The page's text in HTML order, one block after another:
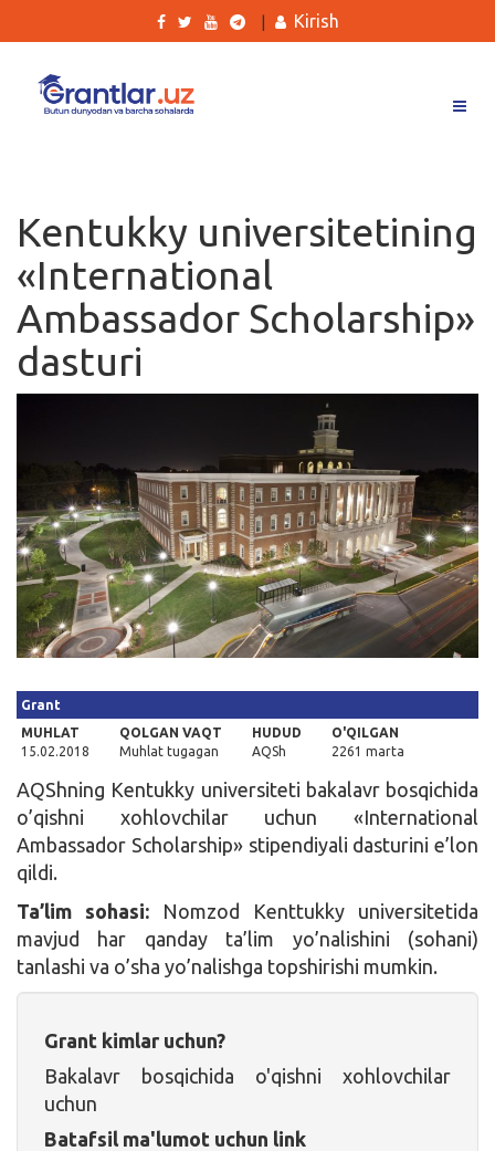
Ishlar
Kurslar
Blog
Yana
Qidirish
Kirish
Kirish
Kentukky universitetining
«International
Ambassador Scholarship»
dasturi
Grant
MUHLAT
15.02.2018
QOLGAN VAQT
Muhlat tugagan
HUDUD
AQSh
O'QILGAN
2261 marta
AQShning Kentukky universiteti bakalavr bosqichida
o’qishni xohlovchilar uchun «International
Ambassador Scholarship» stipendiyali dasturini e’lon
qildi.
Ta’lim sohasi: Nomzod Kenttukky universitetida
mavjud har qanday ta’lim yo’nalishini (sohani)
tanlashi va o’sha yo’nalishga topshirishi mumkin.
Grant kimlar uchun?
Bakalavr bosqichida o'qishni xohlovchilar
uchun
Batafsil ma'lumot uchun link